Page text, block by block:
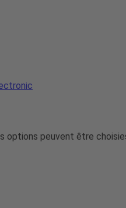
options peuvent être